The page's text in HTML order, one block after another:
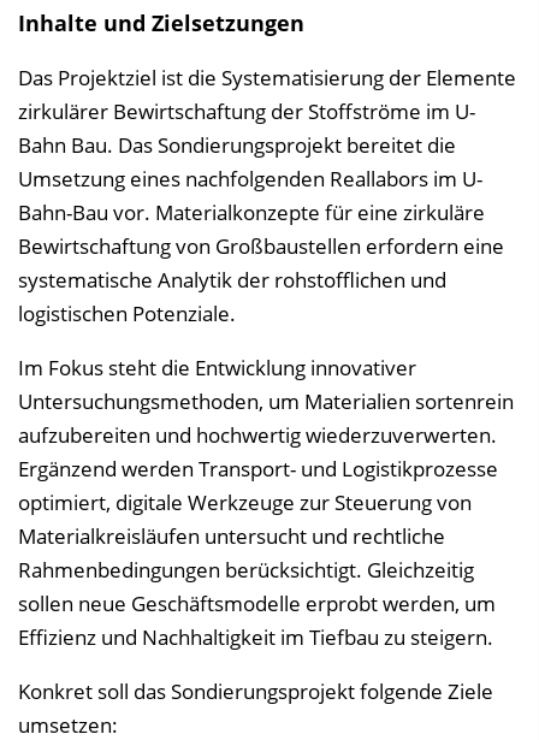
Inhalte und Zielsetzungen
Das Projektziel ist die Systematisierung der Elemente
zirkulärer Bewirtschaftung der Stoffströme im U-
Bahn Bau. Das Sondierungsprojekt bereitet die
Umsetzung eines nachfolgenden Reallabors im U-
Bahn-Bau vor. Materialkonzepte für eine zirkuläre
Bewirtschaftung von Großbaustellen erfordern eine
systematische Analytik der rohstofflichen und
logistischen Potenziale.
Im Fokus steht die Entwicklung innovativer
Untersuchungsmethoden, um Materialien sortenrein
aufzubereiten und hochwertig wiederzuverwerten.
Ergänzend werden Transport- und Logistikprozesse
optimiert, digitale Werkzeuge zur Steuerung von
Materialkreisläufen untersucht und rechtliche
Rahmenbedingungen berücksichtigt. Gleichzeitig
sollen neue Geschäftsmodelle erprobt werden, um
Effizienz und Nachhaltigkeit im Tiefbau zu steigern.
Konkret soll das Sondierungsprojekt folgende Ziele
umsetzen: